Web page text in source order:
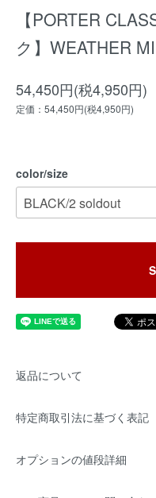
【PORTER
ク】WEATHER
54,450円(税4,950円)
定価：54,450円(税4,950円)
color/size
返品について
特定商取引法に基づく表記
オプションの値段詳細